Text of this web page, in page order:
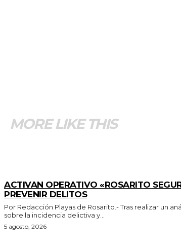
MORE LIKE THIS
ACTIVAN OPERATIVO «ROSARITO
PREVENIR DELITOS
Por Redacción Playas de Rosarito.- Tras realizar un análisis detallado
sobre la incidencia delictiva y...
5 agosto, 2026